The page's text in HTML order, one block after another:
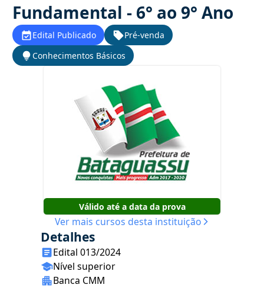
Fundamental - 6° ao 9° Ano
Edital Publicado
Pré-venda
Conhecimentos Básicos
Válido até a data da prova
Ver mais cursos desta instituição
Detalhes
Edital 013/2024
Nível superior
Banca CMM